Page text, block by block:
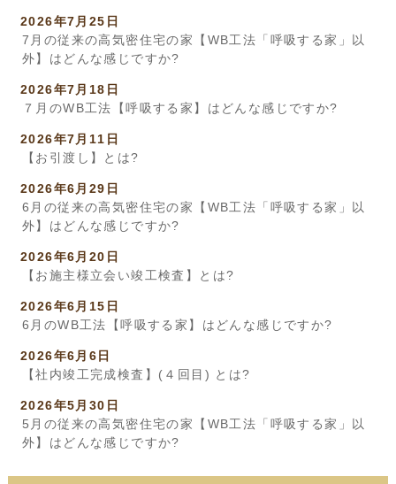
2026年7月25日
7月の従来の高気密住宅の家【WB工法「呼吸する家」以
外】はどんな感じですか?
2026年7月18日
７月のWB工法【呼吸する家】はどんな感じですか?
2026年7月11日
【お引渡し】とは?
2026年6月29日
6月の従来の高気密住宅の家【WB工法「呼吸する家」以
外】はどんな感じですか?
2026年6月20日
【お施主様立会い竣工検査】とは?
2026年6月15日
6月のWB工法【呼吸する家】はどんな感じですか?
2026年6月6日
【社内竣工完成検査】(４回目) とは?
2026年5月30日
5月の従来の高気密住宅の家【WB工法「呼吸する家」以
外】はどんな感じですか?